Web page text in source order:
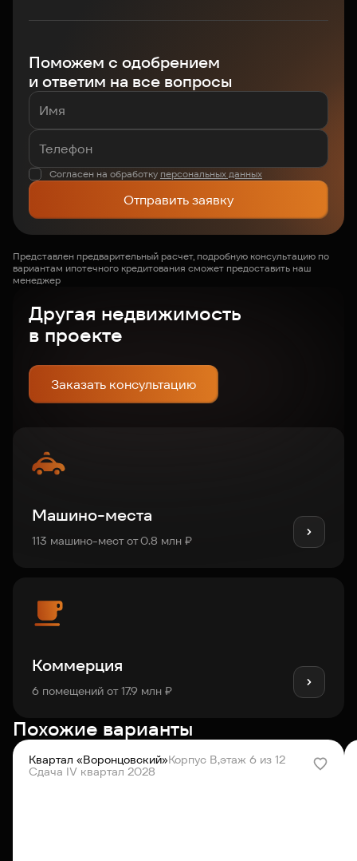
Поможем с одобрением
и ответим на все вопросы
Согласен на обработку персональных данных
Отправить заявку
Представлен предварительный расчет, подробную консультацию по
вариантам ипотечного кредитования сможет предоставить наш
менеджер
Другая недвижимость
в проекте
Заказать консультацию
Машино-места
113 машино-мест от 0.8 млн ₽
Коммерция
6 помещений от 17.9 млн ₽
Похожие варианты
Квартал «Воронцовский»Корпус В,этаж 6 из 12
Сдача IV квартал 2028